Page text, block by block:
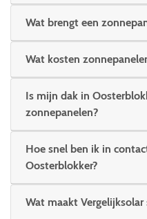
Wat brengt een
Wat kosten
Is mijn dak in
zonnepanelen?
Hoe snel ben ik in
Oosterblokker?
Wat maakt Vergelijksolar